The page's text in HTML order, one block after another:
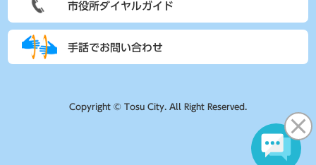
市役所ダイヤルガイド
手話でお問い合わせ
Copyright © Tosu City. All Right Reserved.